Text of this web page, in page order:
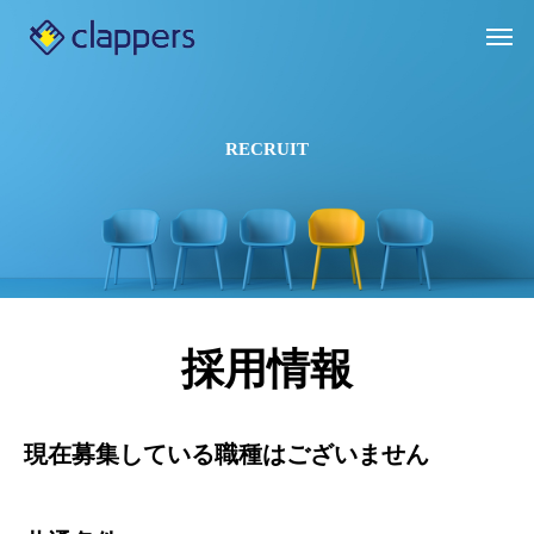
RECRUIT
採用情報
現在募集している職種はございません